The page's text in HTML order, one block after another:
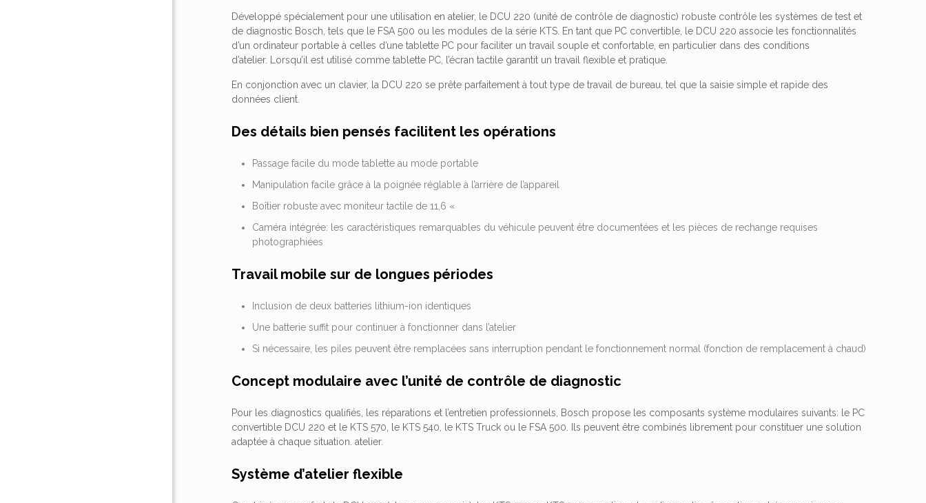
Développé spécialement pour une utilisation en atelier, le DCU 220 (unité de contrôle de diagnostic) robuste contrôle les systèmes de test et
de diagnostic Bosch, tels que le FSA 500 ou les modules de la série KTS. En tant que PC convertible, le DCU 220 associe les fonctionnalités
d’un ordinateur portable à celles d’une tablette PC pour faciliter un travail souple et confortable, en particulier dans des conditions
d’atelier.
Lorsqu’il est utilisé comme tablette PC, l’écran tactile garantit un travail flexible et pratique.
En conjonction avec un clavier, la DCU 220 se prête parfaitement à tout type de travail de bureau, tel que la saisie simple et rapide des
données client.
Des détails bien pensés facilitent les opérations
Passage facile du mode tablette au mode portable
Manipulation facile grâce à la poignée réglable à l’arrière de l’appareil
Boîtier robuste avec moniteur tactile de 11,6 «
Caméra intégrée: les caractéristiques remarquables du véhicule peuvent être documentées et les pièces de rechange requises
photographiées
Travail mobile sur de longues périodes
Inclusion de deux batteries lithium-ion identiques
Une batterie suffit pour continuer à fonctionner dans l’atelier
Si nécessaire, les piles peuvent être remplacées sans interruption pendant le fonctionnement normal (fonction de remplacement à chaud)
Concept modulaire avec l’unité de contrôle de diagnostic
Pour les diagnostics qualifiés, les réparations et l’entretien professionnels, Bosch propose les composants système modulaires suivants: le PC
convertible DCU 220 et le KTS 570, le KTS 540, le KTS Truck ou le FSA 500. Ils peuvent être combinés librement pour constituer une solution
adaptée à chaque situation. atelier.
Système d’atelier flexible